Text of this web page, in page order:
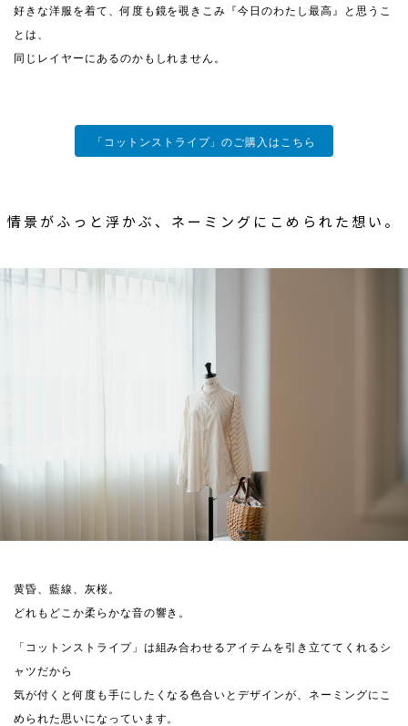
好きな洋服を着て、何度も鏡を覗きこみ『今日のわたし最高』と思うこ
とは、
同じレイヤーにあるのかもしれません。
「コットンストライプ」のご購入はこちら
情景がふっと浮かぶ、ネーミングにこめられた想い。
黄昏、藍線、灰桜。
どれもどこか柔らかな音の響き。
「コットンストライプ」は組み合わせるアイテムを引き立ててくれるシ
ャツだから
気が付くと何度も手にしたくなる色合いとデザインが、ネーミングにこ
められた思いになっています。